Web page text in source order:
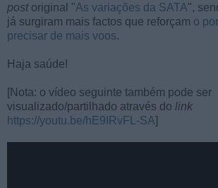
postoriginal "As variações da SATA",
já surgiram mais factos que reforçam o
precisar de mais voos.
Haja saúde!
[Nota: o vídeo seguinte também pode ser
visualizado/partilhado através do link
https://youtu.be/hE9IRvFL-SA]